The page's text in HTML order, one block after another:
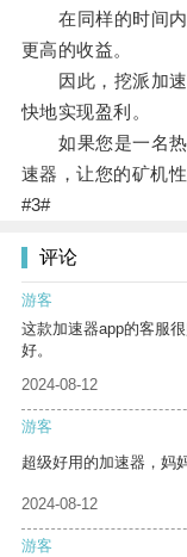
在同样的时间内
更高的收益。
因此，挖派加速
快地实现盈利。
如果您是一名热
速器，让您的矿机
#3#
评论
游客
这款加速器app的客服
好。
2024-08-12
游客
超级好用的加速器，妈
2024-08-12
游客